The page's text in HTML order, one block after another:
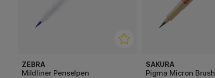
ZEBRA
Mildliner Penselpen
SAKURA
Pigma Micron Brush